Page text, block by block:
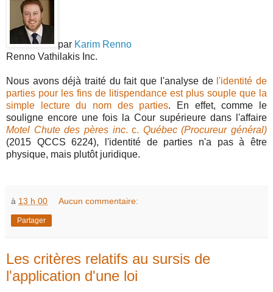
par Karim Renno
Renno Vathilakis Inc.
Nous avons déjà traité du fait que l'analyse de l'identité de
parties pour les fins de litispendance est plus souple que la
simple lecture du nom des parties. En effet, comme le
souligne encore une fois la Cour supérieure dans l'affaire
Motel Chute des pères inc. c. Québec (Procureur général)
(2015 QCCS 6224), l'identité de parties n'a pas à être
physique, mais plutôt juridique.
à 13 h 00 Aucun commentaire:
Partager
Les critères relatifs au sursis de
l'application d'une loi